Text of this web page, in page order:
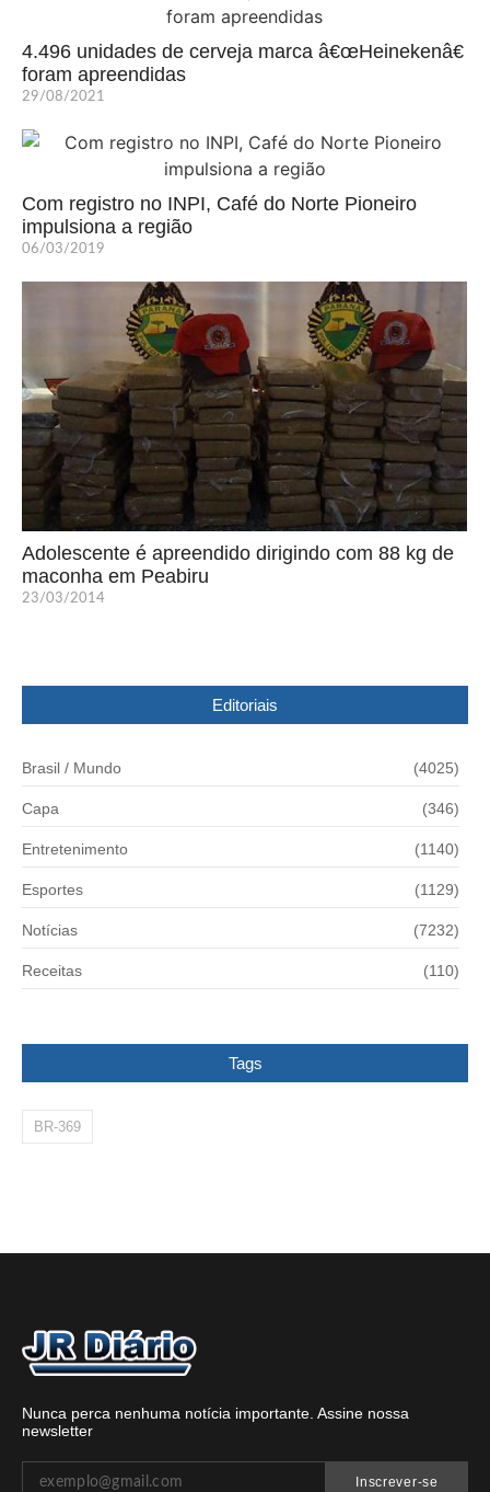
4.496 unidades de cerveja marca â€œHeinekenâ€
foram apreendidas
29/08/2021
Com registro no INPI, Café do Norte Pioneiro
impulsiona a região
06/03/2019
Adolescente é apreendido dirigindo com 88 kg de
maconha em Peabiru
23/03/2014
Editoriais
Brasil / Mundo (4025)
Capa (346)
Entretenimento (1140)
Esportes (1129)
Notícias (7232)
Receitas (110)
Tags
BR-369
Nunca perca nenhuma notícia importante. Assine nossa
newsletter
Inscrever-se